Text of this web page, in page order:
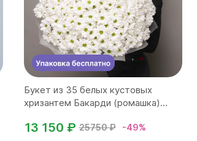
Букет из 35 белых кустовых
хризантем Бакарди (ромашка)...
25750 ₽ -49%
13 150 ₽